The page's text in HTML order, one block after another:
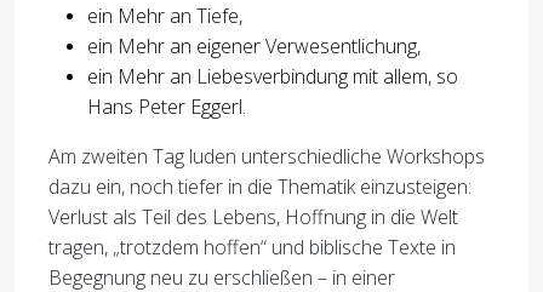
ein Mehr an Tiefe,
ein Mehr an eigener Verwesentlichung,
ein Mehr an Liebesverbindung mit allem, so
Hans Peter Eggerl.
Am zweiten Tag luden unterschiedliche Workshops
dazu ein, noch tiefer in die Thematik einzusteigen:
Verlust als Teil des Lebens, Hoffnung in die Welt
tragen, „trotzdem hoffen“ und biblische Texte in
Begegnung neu zu erschließen – in einer